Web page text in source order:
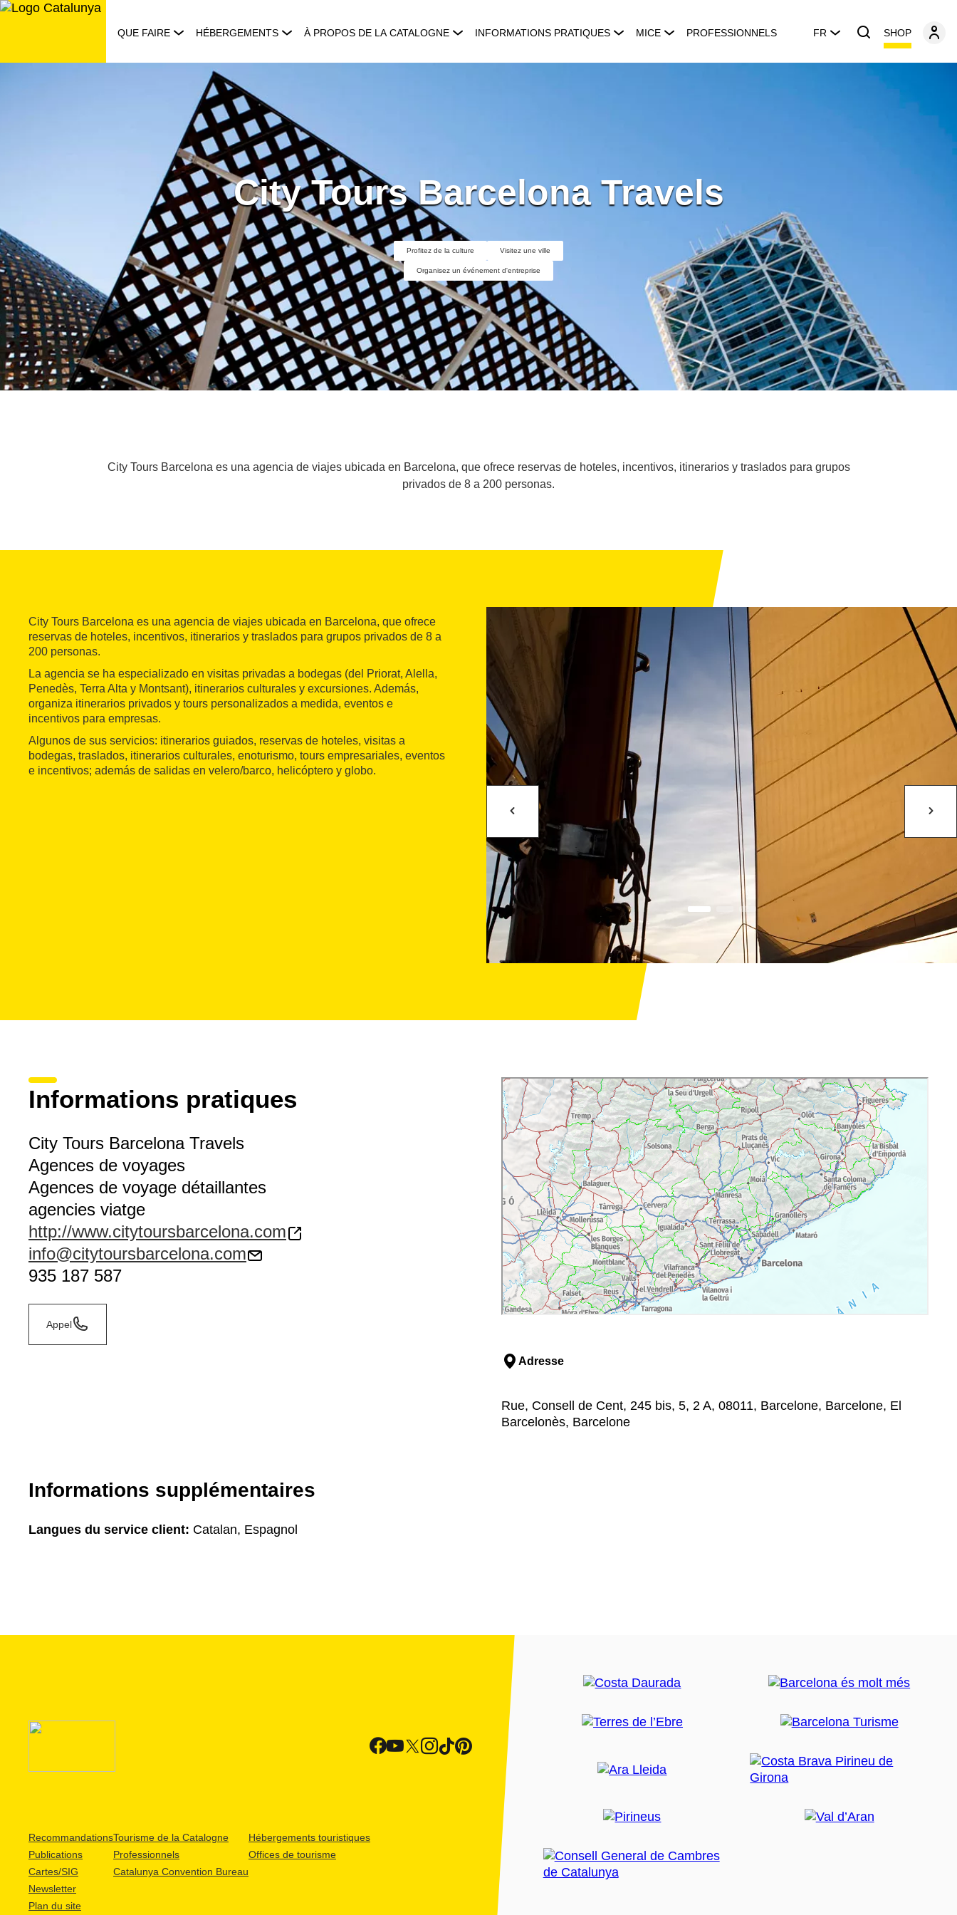
Aller
QUE FAIRE HÉBERGEMENTS À PROPOS DE LA CATALOGNE INFORMATIONS PRATIQUES MICE PROFESSIONNELS FR SHOP
City Tours Barcelona Travels
Profitez de la culture Visitez une ville
Organisez un événement d'entreprise
City Tours Barcelona es una agencia de viajes ubicada en Barcelona, que ofrece reservas de hoteles, incentivos, itinerarios y traslados para grupos
privados de 8 a 200 personas.
City Tours Barcelona es una agencia de viajes ubicada en Barcelona, que ofrece
reservas de hoteles, incentivos, itinerarios y traslados para grupos privados de 8 a
200 personas.
La agencia se ha especializado en visitas privadas a bodegas (del Priorat, Alella,
Penedès, Terra Alta y Montsant), itinerarios culturales y excursiones. Además,
organiza itinerarios privados y tours personalizados a medida, eventos e
incentivos para empresas.
Algunos de sus servicios: itinerarios guiados, reservas de hoteles, visitas a
bodegas, traslados, itinerarios culturales, enoturismo, tours empresariales, eventos
e incentivos; además de salidas en velero/barco, helicóptero y globo.
Informations pratiques
City Tours Barcelona Travels
Agences de voyages
Agences de voyage détaillantes
agencies viatge
http://www.citytoursbarcelona.com
info@citytoursbarcelona.com
935 187 587
Appel
Adresse
Rue, Consell de Cent, 245 bis, 5, 2 A, 08011, Barcelone, Barcelone, El
Barcelonès, Barcelone
Informations supplémentaires
Langues du service client: Catalan, Espagnol
Recommandations
Publications
Cartes/SIG
Newsletter
Plan du site
Tourisme de la Catalogne
Professionnels
Catalunya Convention Bureau
Hébergements touristiques
Offices de tourisme